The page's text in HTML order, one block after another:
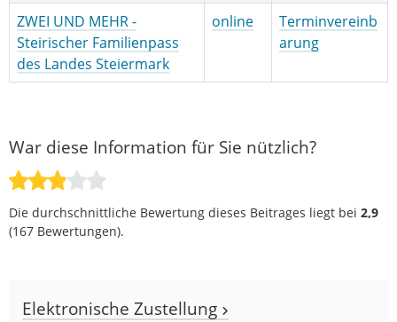
ZWEI UND MEHR -
Steirischer Familienpass
des Landes Steiermark
online
Terminvereinb
arung
War diese Information für Sie nützlich?
Die durchschnittliche Bewertung dieses Beitrages liegt bei 2,9
(167 Bewertungen).
Elektronische Zustellung